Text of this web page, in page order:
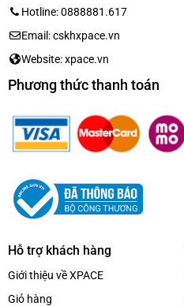
Hotline: 0888881.617
Email: cskhxpace.vn
Website: xpace.vn
Phương thức thanh toán
Hỗ trợ khách hàng
Giới thiệu về XPACE
Giỏ hàng